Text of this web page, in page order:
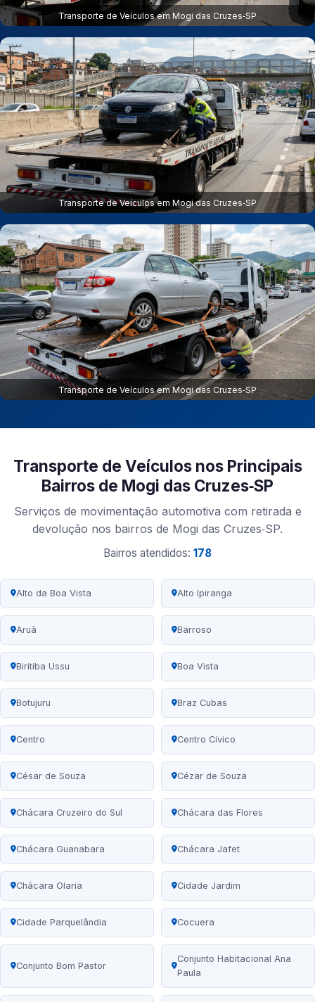
Transporte de Veículos em Mogi das Cruzes‑SP
Transporte de Veículos em Mogi das Cruzes‑SP
Transporte de Veículos em Mogi das Cruzes‑SP
Transporte de Veículos nos Principais
Bairros de Mogi das Cruzes‑SP
Serviços de movimentação automotiva com retirada e
devolução nos bairros de Mogi das Cruzes‑SP.
Bairros atendidos: 178
Alto da Boa Vista Alto Ipiranga
Aruã Barroso
Biritiba Ussu Boa Vista
Botujuru Braz Cubas
Centro Centro Cívico
César de Souza Cézar de Souza
Chácara Cruzeiro do Sul Chácara das Flores
Chácara Guanabara Chácara Jafet
Chácara Olaria Cidade Jardim
Cidade Parquelândia Cocuera
Conjunto Bom Pastor
Conjunto Habitacional Ana
Paula